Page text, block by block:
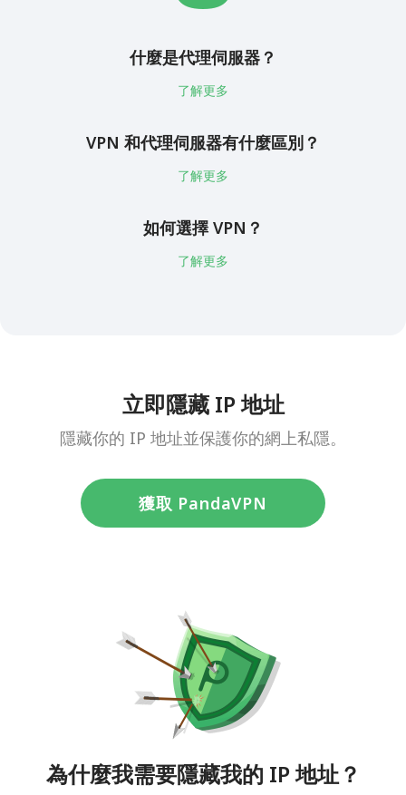
什麼是代理伺服器？
了解更多
VPN 和代理伺服器有什麼區別？
了解更多
如何選擇 VPN？
了解更多
立即隱藏 IP 地址
隱藏你的 IP 地址並保護你的網上私隱。
獲取 PandaVPN
為什麼我需要隱藏我的 IP 地址？